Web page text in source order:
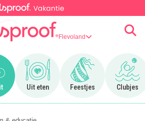
Flevoland
naar Eropuit
Uit eten
Ga naar Uit eten
Feestjes
Ga naar Feestjes
Clubjes
Ga